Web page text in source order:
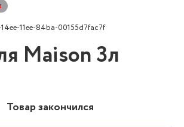
11ee-84ba-00155d7fac7f
Maison 3л
Товар закончился